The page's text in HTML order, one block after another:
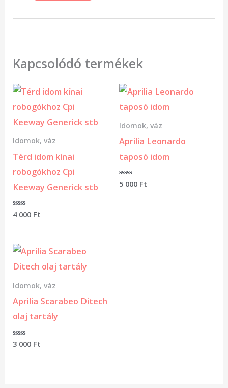
Kapcsolódó termékek
Idomok, váz
Térd idom kínai
robogókhoz Cpi
Keeway Generick stb
Értékelés:
4 000 Ft
Idomok, váz
Aprilia Leonardo
taposó idom
Értékelés:
5 000 Ft
Idomok, váz
Aprilia Scarabeo Ditech
olaj tartály
Értékelés:
3 000 Ft